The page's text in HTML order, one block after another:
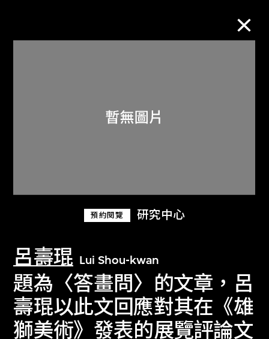
預約閱覽 研究中心
呂壽琨 Lui Shou-kwan
題為〈答畫問〉的文章，呂
壽琨以此文回應對其在《雄
獅美術》發表的展覽評論文
關於M+藏品
探索世界頂級的二十及二十一世紀視覺
文化藏品。